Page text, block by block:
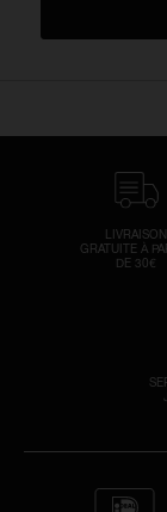
LIVRAISON
GRATUITE À
DE 30€